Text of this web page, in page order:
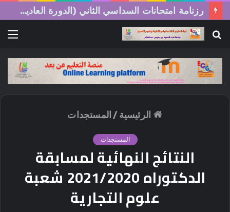
رزنامة امتحانات السداسي الثاني (الدورة العادية) 2026/2025
بحث
الرئيسية / المستجدات
المستجدات
النتائج النهائية لمسابقة
الدكتوراه 2021/2020 شعبة
علوم التجارية